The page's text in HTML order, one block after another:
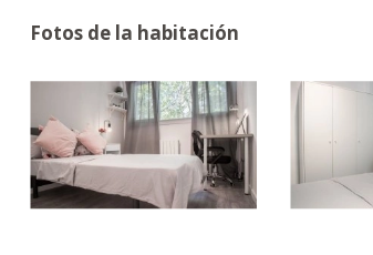
Fotos de la habitación